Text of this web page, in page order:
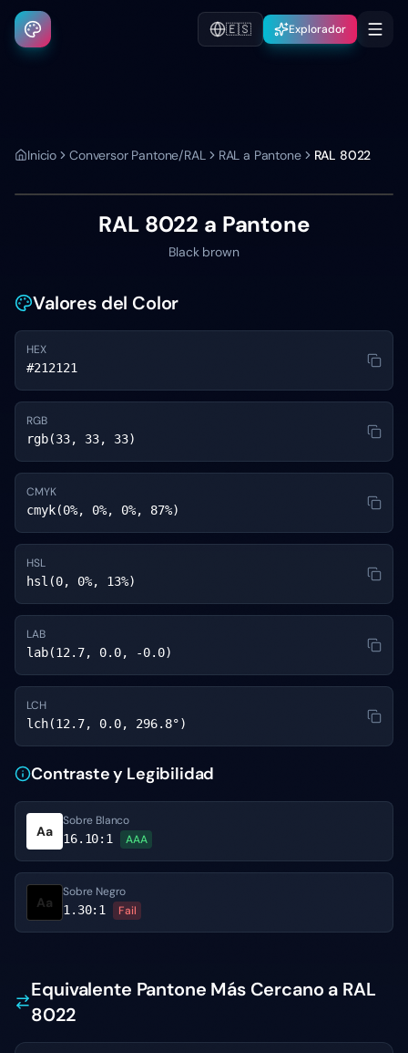
🇪🇸 Explorador
Inicio Conversor Pantone/RAL RAL a Pantone RAL 8022
RAL 8022 a Pantone
Black brown
Valores del Color
HEX
#212121
RGB
rgb(33, 33, 33)
CMYK
cmyk(0%, 0%, 0%, 87%)
HSL
hsl(0, 0%, 13%)
LAB
lab(12.7, 0.0, -0.0)
LCH
lch(12.7, 0.0, 296.8°)
Contraste y Legibilidad
Aa
Sobre Blanco
16.10:1 AAA
Aa
Sobre Negro
1.30:1 Fail
Equivalente Pantone Más Cercano a RAL
8022